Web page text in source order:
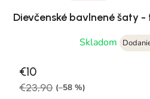
Dievčenské bavlnené šaty -
Skladom
€10
€23,90 (–58 %)